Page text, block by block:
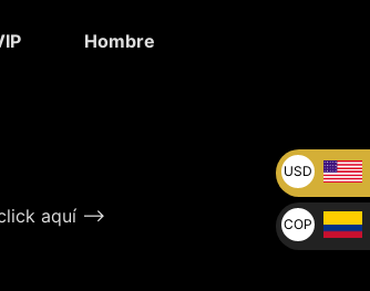
Hombre
aquí –>
USD
U$
COP
$